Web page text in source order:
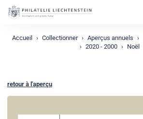
Accueil Collectionner Aperçus annuels
2020 - 2000
Noël
retour à l'aperçu